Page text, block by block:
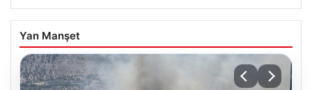
Yan Manşet